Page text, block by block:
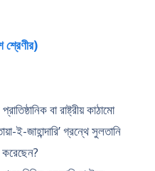
বা রাষ্ট্রীয় কাঠামাে
ই-জাহান্দারি’ গ্রন্থে সুলতানি
করেছেন?